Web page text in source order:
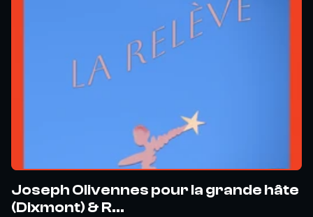
Joseph Olivennes pour la grande hâte
(Dixmont) & R...